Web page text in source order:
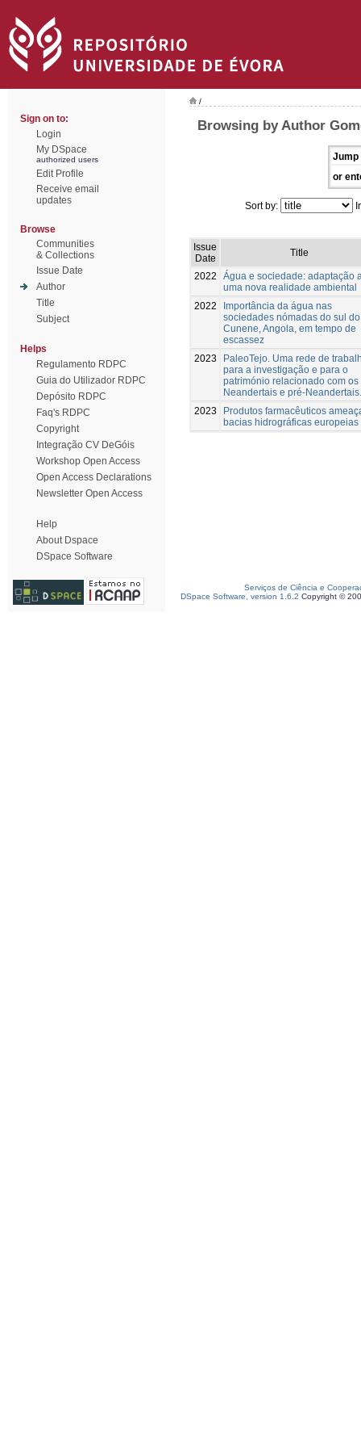
Sign on to:
Login
My DSpace
authorized users
Edit Profile
Receive email
updates
Browse
Communities
& Collections
Issue Date
Author
Title
Subject
Helps
Regulamento RDPC
Guia do Utilizador RDPC
Depósito RDPC
Faq's RDPC
Copyright
Integração CV DeGóis
Workshop Open Access
Open Access Declarations
Newsletter Open Access
Help
About Dspace
DSpace Software
/
Browsing by Author
Jump
or
Sort by:
Issue
Date
Title
2022
Água e sociedade: adaptação
uma nova realidade ambiental
2022
Importância da água nas
sociedades nómadas do sul do
Cunene, Angola, em tempo de
escassez
2023
PaleoTejo. Uma rede de
para a investigação e para o
património relacionado com os
Neandertais e pré-Neandertais.
2023
Produtos farmacêuticos
bacias hidrográficas europeias
Serviços de Ciência e
DSpace Software, version 1.6.2 Copyright ©